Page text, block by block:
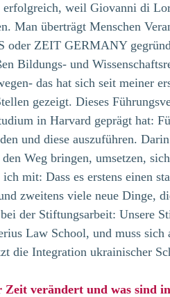
weil Giovanni di
Man überträgt Menschen
ZEIT GERMANY
Bildungs- und
das hat sich seit meiner
gezeigt. Dieses
in Harvard geprägt hat:
und diese auszuführen.
Weg bringen, umsetzen,
mit: Dass es erstens einen
zweitens viele neue Dinge,
der Stiftungsarbeit: Unsere
Law School, und muss sich
die Integration ukrainischer
verändert und was sind